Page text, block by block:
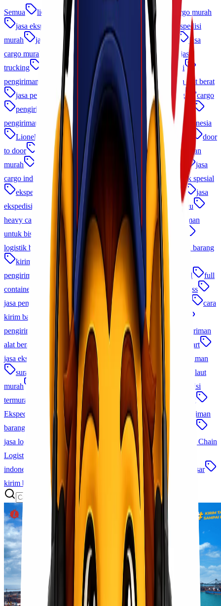
Semua lionel express
ekspedisi cargo murah
jasa ekspedisi
jasa cargo ekspedisi cargo
ekspedisi
murah
jasa kirim barang jasa ekspedisi terpercaya
jasa
cargo murah
jasa kirim jasa pengiriman barang
jasa
trucking
logistik indonesia cargo udara
ekspedisi
pengiriman antar pulau
jasa logistik
jasa pengiriman alat berat
jasa pengiriman
logistik b2b Pengiriman Barang
cargo
pengiriman frozen food
cargo laut
cargo laut udara
pengiriman cepat
ekspedisi murah indonesia
cargo indonesia
Lionel Cargo
ekspedisi udara asuransi pengiriman
door
to door
jasa pengiriman cargo logistik
jasa pengiriman
murah
Cargo Murah Indonesia ekspedisi terpercaya
jasa
cargo indonesia
distribusi nasional
pengiriman produk spesial
ekspedisi jakarta
pengiriman cargo kirim barang
jasa
ekspedisi murah
jasa cargo udara
ekspedisi antar pulau
heavy cargo
charter cargo ekspedisi cepat
pengiriman
untuk bisnis
logistik proyek
Cargo Udara Indonesia
logistik b2b indonesia
jasa kirim perusahaan
distribusi barang
kirim barang lewat udara
jasa pengiriman udara
pengiriman barang elektronik
pengiriman via udara fcl
full
container load
memilih jasa cargo
cek resi lionel express
jasa pengiriman domestik
tips kirim barang ke luar negeri
cara
kirim barang ke luar negeri
kirim barang ke luar negeri
pengiriman cargo udara
jasa pengiriman pakaian
pengiriman
alat berat
pengiriman sparepart
jasa pengiriman sparepart
jasa ekspedisi jakarta
cargo udara murah
promo pengiriman
surabaya makassar
trucking surabaya jakarta
cargo laut
murah
jakarta makassar jasa ekspedisi cargo
ekspedisi
termurah
Cargo Cepat dan Aman
jasa pengiriman cepat
Ekspedisi Laut Udara
pengiriman alat kesehatan
pengiriman
barang besar
cargo antar pulau
jasa kirim barang murah
jasa logistik terpercaya
ekspedisi jakarta morowali
Cold Chain
Logistics
sla logistik logistik terintegrasi
jasa logistik
indonesia
empu bandara makassar
Lionel Cargo Makassar
kirim barang udara
paket udara tips pengiriman cargo